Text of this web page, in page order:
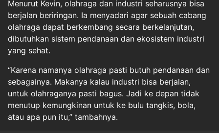
Menurut Kevin, olahraga dan industri seharusnya bisa
berjalan beriringan. Ia menyadari agar sebuah cabang
olahraga dapat berkembang secara berkelanjutan,
dibutuhkan sistem pendanaan dan ekosistem industri
yang sehat.
“Karena namanya olahraga pasti butuh pendanaan dan
sebagainya. Makanya kalau industri bisa berjalan,
untuk olahraganya pasti bagus. Jadi ke depan tidak
menutup kemungkinan untuk ke bulu tangkis, bola,
atau apa pun itu,” tambahnya.